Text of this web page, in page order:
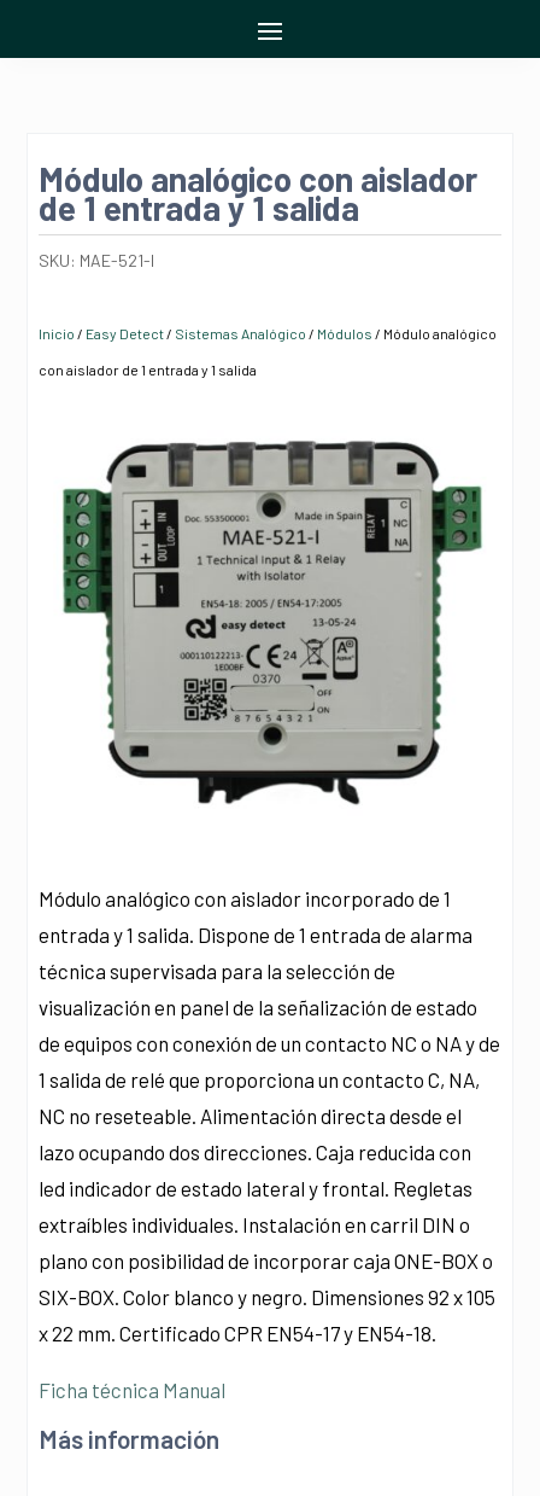
Módulo analógico con aislador
de 1 entrada y 1 salida
SKU: MAE-521-I
Inicio / Easy Detect/ Sistemas Analógico / Módulos / Módulo analógico
con aislador de 1 entrada y 1 salida
Módulo analógico con aislador incorporado de 1
entrada y 1 salida. Dispone de 1 entrada de alarma
técnica supervisada para la selección de
visualización en panel de la señalización de estado
de equipos con conexión de un contacto NC o NA y de
1 salida de relé que proporciona un contacto C, NA,
NC no reseteable. Alimentación directa desde el
lazo ocupando dos direcciones. Caja reducida con
led indicador de estado lateral y frontal. Regletas
extraíbles individuales. Instalación en carril DIN o
plano con posibilidad de incorporar caja ONE-BOX o
SIX-BOX. Color blanco y negro. Dimensiones 92 x 105
x 22 mm. Certificado CPR EN54-17 y EN54-18.
Ficha técnica Manual
Más información